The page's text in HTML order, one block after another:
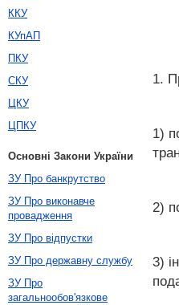
1.
1)
2)
3)
ККУ
КУпАП
ПКУ
СКУ
ЦКУ
ЦПКУ
Основні Закони України
ЗУ Про банкрутство
ЗУ Про виконавче
провадження
ЗУ Про відпустки
ЗУ Про державну службу
ЗУ Про
загальнообов'язкове